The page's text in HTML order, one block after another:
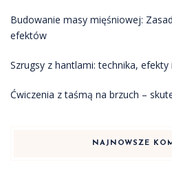
Budowanie masy mięśniowej:
efektów
Szrugsy z hantlami: technika, efekty
Ćwiczenia z taśmą na brzuch –
NAJNOWSZE